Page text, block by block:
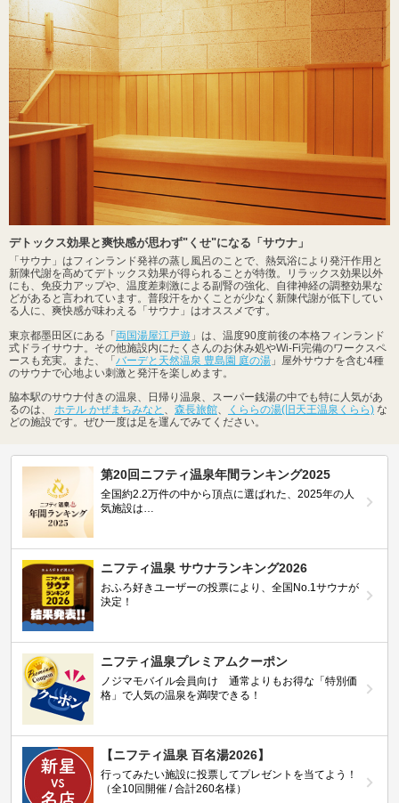
デトックス効果と爽快感が思わず"くせ"になる「サウナ」
「サウナ」はフィンランド発祥の蒸し風呂のことで、熱気浴により発汗作用と
新陳代謝を高めてデトックス効果が得られることが特徴。リラックス効果以外
にも、免疫力アップや、温度差刺激による副腎の強化、自律神経の調整効果な
どがあると言われています。普段汗をかくことが少なく新陳代謝が低下してい
る人に、爽快感が味わえる「サウナ」はオススメです。
東京都墨田区にある「 両国湯屋江戸遊 」は、温度90度前後の本格フィンランド
式ドライサウナ。その他施設内にたくさんのお休み処やWi-Fi完備のワークスペ
ースも充実。また、「 バーデと天然温泉 豊島園 庭の湯 」屋外サウナを含む4種
のサウナで心地よい刺激と発汗を楽しめます。
脇本駅のサウナ付きの温泉、日帰り温泉、スーパー銭湯の中でも特に人気があ
るのは、 ホテル かぜまちみなと 、 森長旅館、 くららの湯(旧天王温泉くらら) な
どの施設です。ぜひ一度は足を運んでみてください。
第20回ニフティ温泉年間ランキング2025
全国約2.2万件の中から頂点に選ばれた、2025年の人
気施設は…
ニフティ温泉 サウナランキング2026
おふろ好きユーザーの投票により、全国No.1サウナが
決定！
ニフティ温泉プレミアムクーポン
ノジマモバイル会員向け 通常よりもお得な「特別価
格」で人気の温泉を満喫できる！
【ニフティ温泉 百名湯2026】
行ってみたい施設に投票してプレゼントを当てよう！
（全10回開催 / 合計260名様）